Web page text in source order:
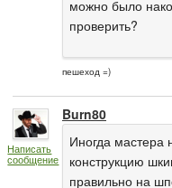
можно было
проверить?
пешеход =)
Написать
сообщение
Burn80
Иногда мастера
конструкцию
правильно на